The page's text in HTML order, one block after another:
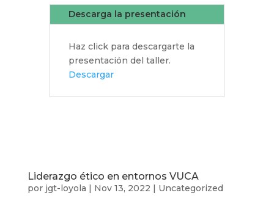
Descarga la presentación
Haz click para descargarte la
presentación del taller.
Descargar
Liderazgo ético en entornos VUCA
por jgt-loyola | Nov 13, 2022 | Uncategorized